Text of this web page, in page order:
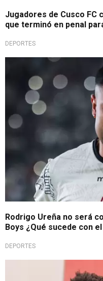
Jugadores de Cusco
que terminó en penal
DEPORTES
Rodrigo Ureña no será
Boys ¿Qué sucede con
DEPORTES